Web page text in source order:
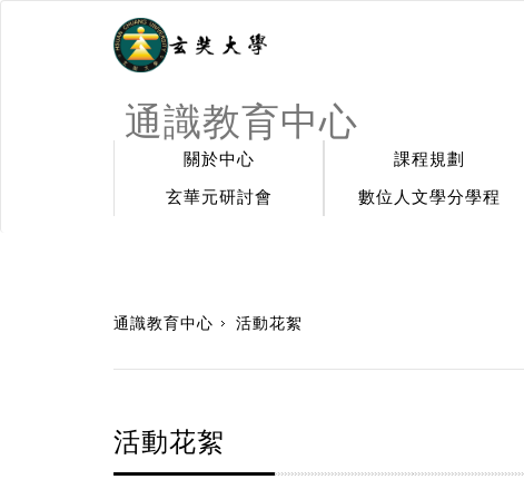
通識教育中心
關於中心 課程規劃
玄華元研討會
數位人文學分學程
通識教育中心 活動花絮
活動花絮